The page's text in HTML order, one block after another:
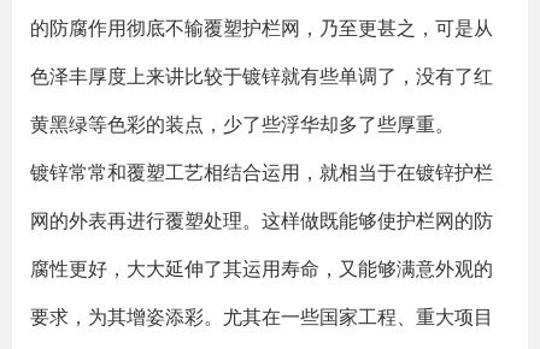
的防腐作用彻底不输覆塑护栏网，乃至更甚之，可是从
色泽丰厚度上来讲比较于镀锌就有些单调了，没有了红
黄黑绿等色彩的装点，少了些浮华却多了些厚重。
镀锌常常和覆塑工艺相结合运用，就相当于在镀锌护栏
网的外表再进行覆塑处理。这样做既能够使护栏网的防
腐性更好，大大延伸了其运用寿命，又能够满意外观的
要求，为其增姿添彩。尤其在一些国家工程、重大项目